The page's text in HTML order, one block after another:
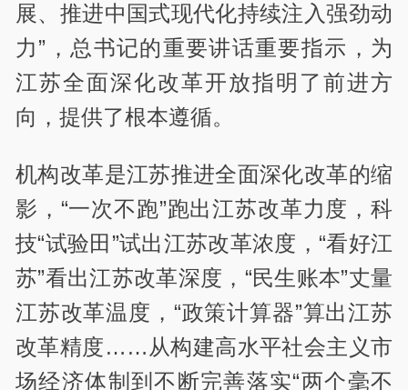
展、推进中国式现代化持续注入强劲动
力”，总书记的重要讲话重要指示，为
江苏全面深化改革开放指明了前进方
向，提供了根本遵循。
机构改革是江苏推进全面深化改革的缩
影，“一次不跑”跑出江苏改革力度，科
技“试验田”试出江苏改革浓度，“看好江
苏”看出江苏改革深度，“民生账本”丈量
江苏改革温度，“政策计算器”算出江苏
改革精度……从构建高水平社会主义市
场经济体制到不断完善落实“两个毫不